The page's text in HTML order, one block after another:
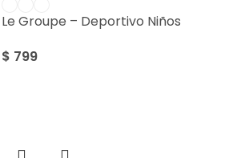
Le Groupe – Deportivo Niños
$ 799